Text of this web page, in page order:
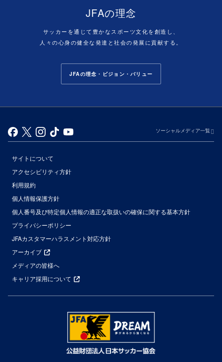
JFAの理念
サッカーを通じて豊かなスポーツ文化を創造し、
人々の心身の健全な発達と社会の発展に貢献する。
JFAの理念・ビジョン・バリュー
ソーシャルメディア一覧
サイトについて
アクセシビリティ方針
利用規約
個人情報保護方針
個人番号及び特定個人情報の適正な取扱いの確保に関する基本方針
プライバシーポリシー
JFAカスタマーハラスメント対応方針
アーカイブ
メディアの皆様へ
キャリア採用について